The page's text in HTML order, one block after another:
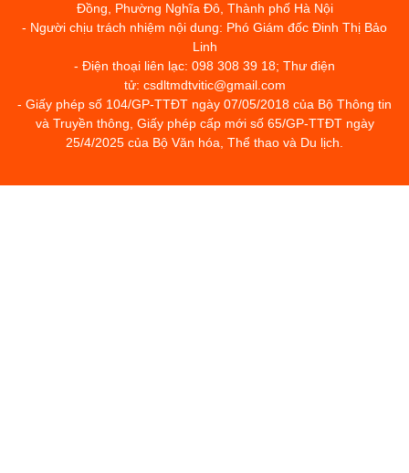
Đồng, Phường Nghĩa Đô, Thành phố Hà Nội
- Người chịu trách nhiệm nội dung: Phó Giám đốc Đinh Thị Bảo
Linh
- Điện thoại liên lạc: 098 308 39 18; Thư điện
tử: csdltmdtvitic@gmail.com
- Giấy phép số 104/GP-TTĐT ngày 07/05/2018 của Bộ Thông tin
và Truyền thông, Giấy phép cấp mới số 65/GP-TTĐT ngày
25/4/2025 của Bộ Văn hóa, Thể thao và Du lịch.